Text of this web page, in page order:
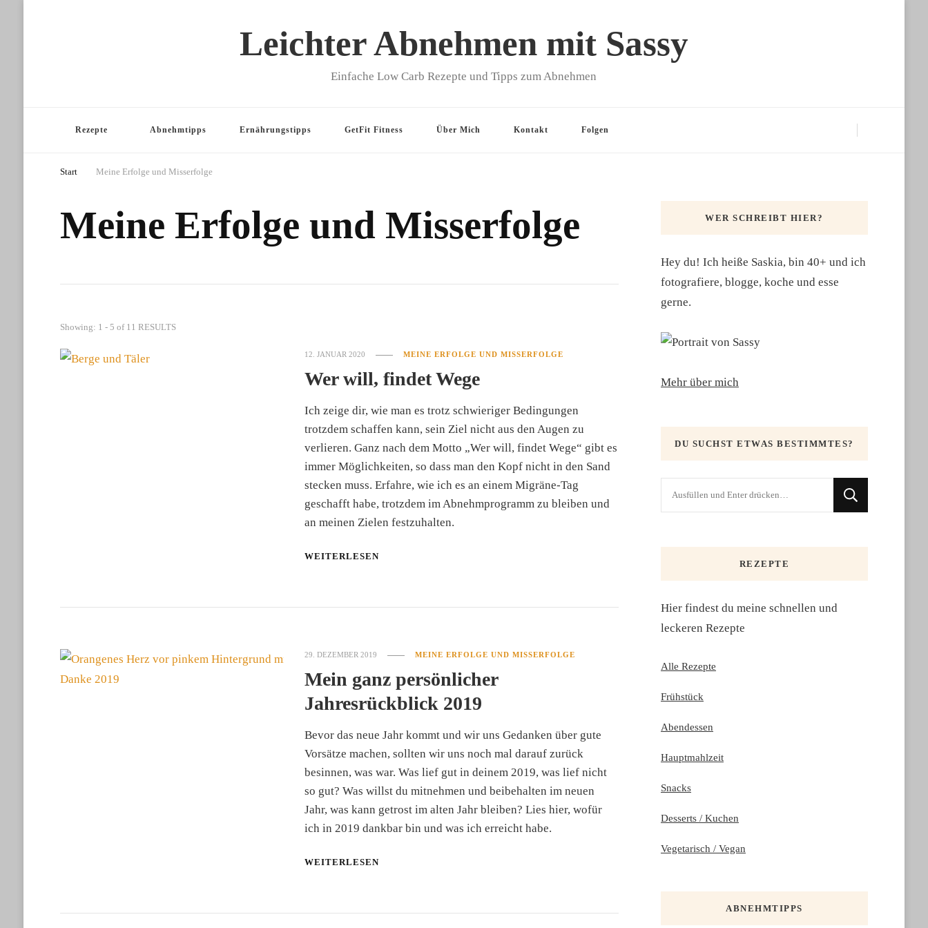
Leichter Abnehmen mit Sassy
Einfache Low Carb Rezepte und Tipps zum Abnehmen
Rezepte Abnehmtipps Ernährungstipps GetFit Fitness Über Mich Kontakt Folgen
Start Meine Erfolge und Misserfolge
Meine Erfolge und Misserfolge
Showing: 1 - 5 of 11 RESULTS
12. JANUAR 2020 MEINE ERFOLGE UND MISSERFOLGE
Wer will, findet Wege
Ich zeige dir, wie man es trotz schwieriger Bedingungen
trotzdem schaffen kann, sein Ziel nicht aus den Augen zu
verlieren. Ganz nach dem Motto „Wer will, findet Wege“ gibt es
immer Möglichkeiten, so dass man den Kopf nicht in den Sand
stecken muss. Erfahre, wie ich es an einem Migräne-Tag
geschafft habe, trotzdem im Abnehmprogramm zu bleiben und
an meinen Zielen festzuhalten.
WEITERLESEN
29. DEZEMBER 2019 MEINE ERFOLGE UND MISSERFOLGE
Mein ganz persönlicher
Jahresrückblick 2019
Bevor das neue Jahr kommt und wir uns Gedanken über gute
Vorsätze machen, sollten wir uns noch mal darauf zurück
besinnen, was war. Was lief gut in deinem 2019, was lief nicht
so gut? Was willst du mitnehmen und beibehalten im neuen
Jahr, was kann getrost im alten Jahr bleiben? Lies hier, wofür
ich in 2019 dankbar bin und was ich erreicht habe.
WEITERLESEN
WER SCHREIBT HIER?
Hey du! Ich heiße Saskia, bin 40+ und ich
fotografiere, blogge, koche und esse
gerne.
Mehr über mich
DU SUCHST ETWAS BESTIMMTES?
etwas?
REZEPTE
Hier findest du meine schnellen und
leckeren Rezepte
Alle Rezepte
Frühstück
Abendessen
Hauptmahlzeit
Snacks
Desserts / Kuchen
Vegetarisch / Vegan
ABNEHMTIPPS